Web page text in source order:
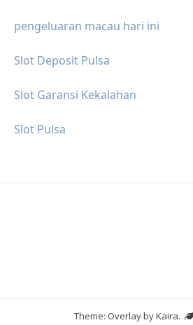
pengeluaran macau hari ini
Slot Deposit Pulsa
Slot Garansi Kekalahan
Slot Pulsa
Theme: Overlay byKaira.